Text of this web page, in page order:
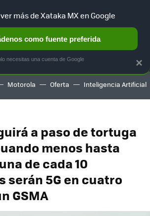
HOME AUTO TERRITORIO
Motorola Oferta Inteligencia Artificial
a paso de tortuga
menos hasta
de cada 10
serán 5G en cuatro
GSMA
×
más de Xataka MX en Google
como fuente preferida
necesitas una cuenta de Google